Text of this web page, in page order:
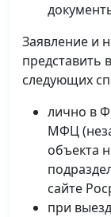
Заявление и
представить
следующих
лично в
МФЦ
объекта
сайте
при